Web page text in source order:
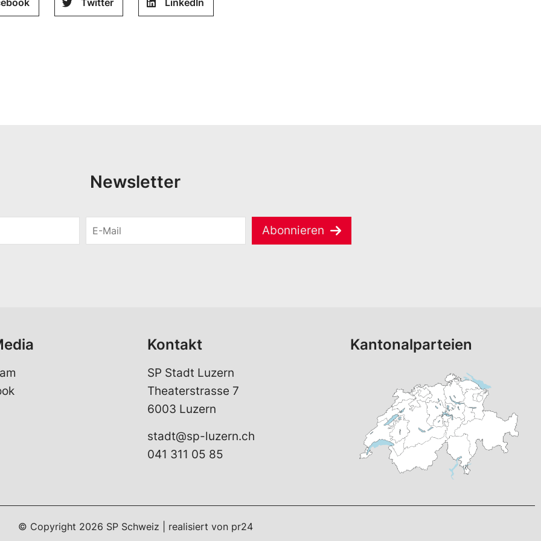
Twitter LinkedIn
Newsletter
M
Abonnieren
Kontakt
SP Stadt Luzern
Theaterstrasse 7
6003 Luzern
stadt@sp-luzern.ch
041 311 05 85
Kantonalparteien
© Copyright 2026 SP Schweiz | realisiert von pr24